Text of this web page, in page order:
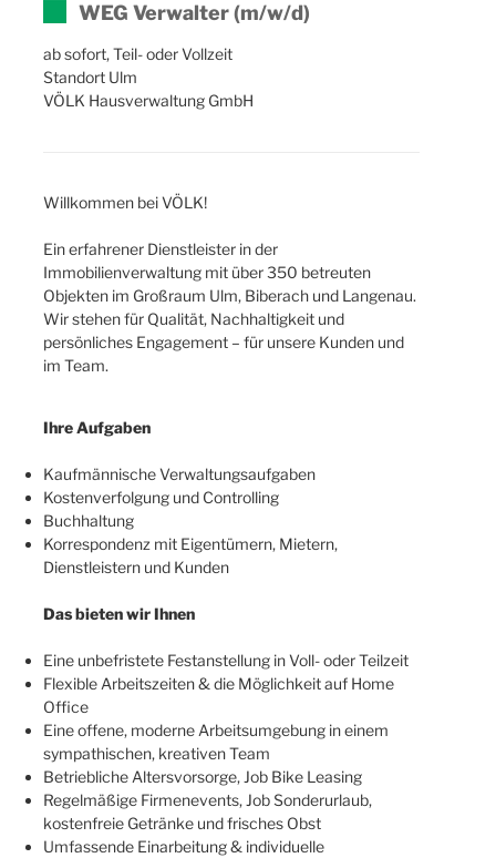
WEG Verwalter (m/w/d)
ab sofort, Teil- oder Vollzeit
Standort Ulm
VÖLK Hausverwaltung GmbH
Willkommen bei VÖLK!
Ein erfahrener Dienstleister in der
Immobilienverwaltung mit über 350 betreuten
Objekten im Großraum Ulm, Biberach und Langenau.
Wir stehen für Qualität, Nachhaltigkeit und
persönliches Engagement – für unsere Kunden und
im Team.
Ihre Aufgaben
Kaufmännische Verwaltungsaufgaben
Kostenverfolgung und Controlling
Buchhaltung
Korrespondenz mit Eigentümern, Mietern,
Dienstleistern und Kunden
Das bieten wir Ihnen
Eine unbefristete Festanstellung in Voll- oder Teilzeit
Flexible Arbeitszeiten & die Möglichkeit auf Home
Office
Eine offene, moderne Arbeitsumgebung in einem
sympathischen, kreativen Team
Betriebliche Altersvorsorge, Job Bike Leasing
Regelmäßige Firmenevents, Job Sonderurlaub,
kostenfreie Getränke und frisches Obst
Umfassende Einarbeitung & individuelle